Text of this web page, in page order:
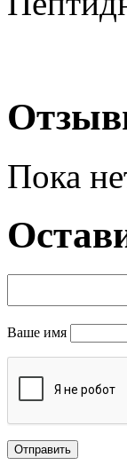
Пока
Ваше имя